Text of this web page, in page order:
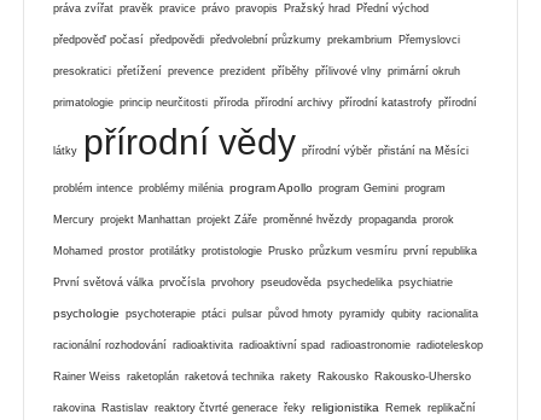
práva zvířat pravěk pravice právo pravopis Pražský hrad Přední východ
předpověď počasí předpovědi předvolební průzkumy prekambrium Přemyslovci
presokratici přetížení prevence prezident příběhy přílivové vlny primární okruh
primatologie princip neurčitosti příroda přírodní archivy přírodní katastrofy přírodní
látky přírodní vědy přírodní výběr přistání na Měsíci
problém intence problémy milénia program Apollo program Gemini program
Mercury projekt Manhattan projekt Záře proměnné hvězdy propaganda prorok
Mohamed prostor protilátky protistologie Prusko průzkum vesmíru první republika
První světová válka prvočísla prvohory pseudověda psychedelika psychiatrie
psychologie psychoterapie ptáci pulsar původ hmoty pyramidy qubity racionalita
racionální rozhodování radioaktivita radioaktivní spad radioastronomie radioteleskop
Rainer Weiss raketoplán raketová technika rakety Rakousko Rakousko-Uhersko
rakovina Rastislav reaktory čtvrté generace řeky religionistika Remek replikační